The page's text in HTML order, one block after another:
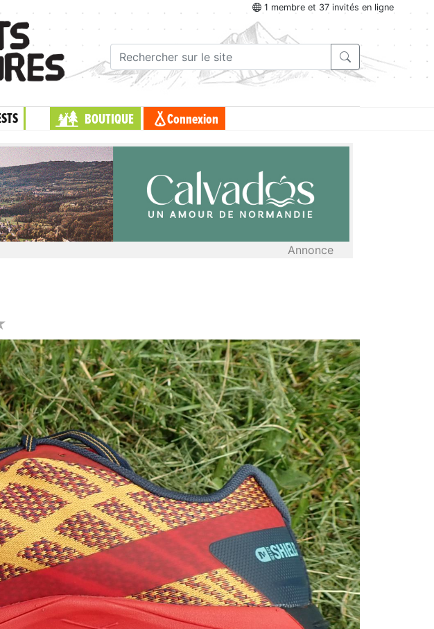
1 membre et 37 invités en ligne
BOUTIQUE Connexion
Annonce